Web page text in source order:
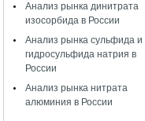
Анализ рынка динитрата
изосорбида в России
Анализ рынка сульфида и
гидросульфида натрия в
России
Анализ рынка нитрата
алюминия в России